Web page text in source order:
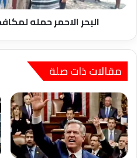
البحر الاحمر حمله
مقالات ذات صلة